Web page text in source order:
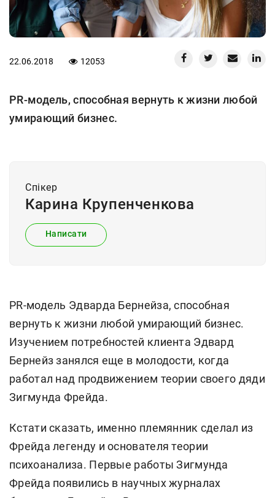
22.06.2018 12053
PR-модель, способная вернуть к жизни любой
умирающий бизнес.
Спiкер
Карина Крупенченкова
Написати
PR-модель Эдварда Бернейза, способная
вернуть к жизни любой умирающий бизнес.
Изучением потребностей клиента Эдвард
Бернейз занялся еще в молодости, когда
работал над продвижением теории своего дяди
Зигмунда Фрейда.
Кстати сказать, именно племянник сделал из
Фрейда легенду и основателя теории
психоанализа. Первые работы Зигмунда
Фрейда появились в научных журналах